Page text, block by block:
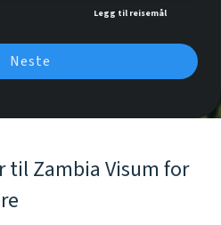
Legg til reisemål
Neste
Zambia Visum for